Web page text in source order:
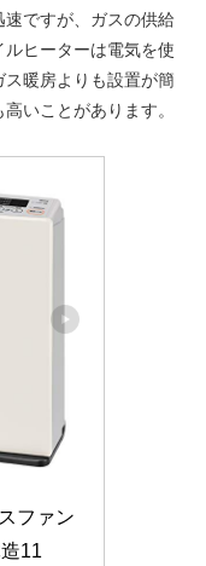
ですが、ガスの供給
ヒーターは電気を使
暖房よりも設置が簡
いことがあります。
ファン
11